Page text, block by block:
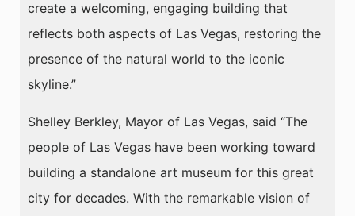
create a welcoming, engaging building that
reflects both aspects of Las Vegas, restoring the
presence of the natural world to the iconic
skyline.”
Shelley Berkley, Mayor of Las Vegas, said “The
people of Las Vegas have been working toward
building a standalone art museum for this great
city for decades. With the remarkable vision of